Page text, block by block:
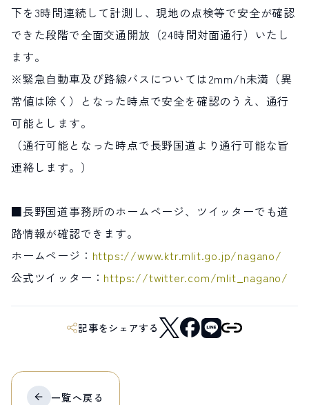
下を3時間連続して計測し、現地の点検等で安全が確認
できた段階で全面交通開放（24時間対面通行）いたし
ます。
※緊急自動車及び路線バスについては2mm/h未満（異
常値は除く）となった時点で安全を確認のうえ、通行
可能とします。
（通行可能となった時点で長野国道より通行可能な旨
連絡します。）
■長野国道事務所のホームページ、ツイッターでも道
路情報が確認できます。
ホームページ： https://www.ktr.mlit.go.jp/nagano/
公式ツイッター： https://twitter.com/mlit_nagano/
記事をシェアする
一覧へ戻る